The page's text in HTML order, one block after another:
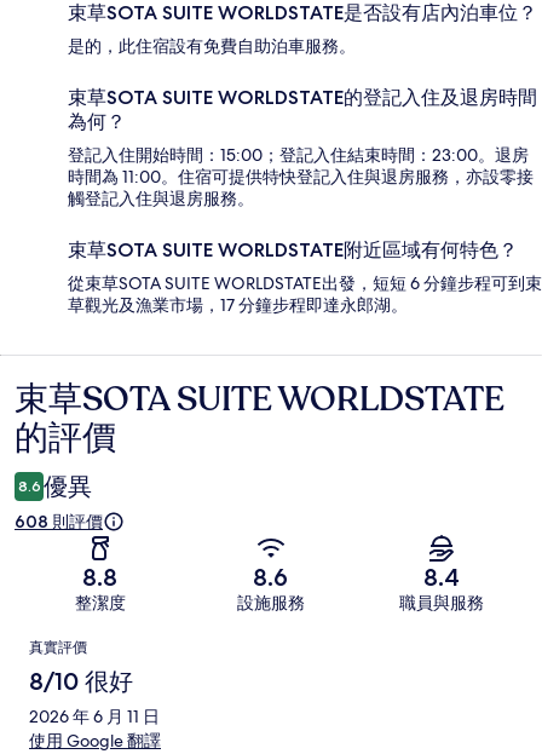
束草SOTA SUITE WORLDSTATE是否設有店內泊車位？
是的，此住宿設有免費自助泊車服務。
束草SOTA SUITE WORLDSTATE的登記入住及退房時間
為何？
登記入住開始時間：15:00；登記入住結束時間：23:00。退房
時間為 11:00。住宿可提供特快登記入住與退房服務，亦設零接
觸登記入住與退房服務。
束草SOTA SUITE WORLDSTATE附近區域有何特色？
從束草SOTA SUITE WORLDSTATE出發，短短 6 分鐘步程可到束
草觀光及漁業市場，17 分鐘步程即達永郎湖。
評
價
束草SOTA SUITE WORLDSTATE
的評價
8.6 優異
608 則評價
8.8
整潔度
8.6
設施服務
8.4
職員與服務
評
價
真實評價
8/10 很好
2026 年 6 月 11 日
使用 Google 翻譯